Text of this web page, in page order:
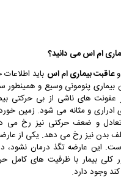
ام اسمی دانید؟
وعاقبت بیماری ام اس باید
بیماری پنومونی وسیع و
عفونت های ناشی از بی
ادراری و مثانه می شود. زمین
و ضعف حرکتی نیز رخ می
بدن نیز رخ می دهد. یکی از
این عارضه تگذ درمان نشود،
بیمار با ظرفیت های کامل
وجود دارد.